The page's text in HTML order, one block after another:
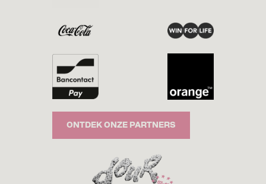
ONTDEK ONZE PARTNERS